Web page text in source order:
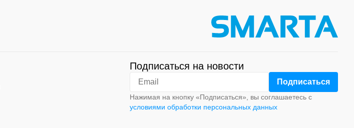
Подписаться на новости
Нажимая на кнопку «Подписаться», вы соглашаетесь с
условиями обработки персональных данных